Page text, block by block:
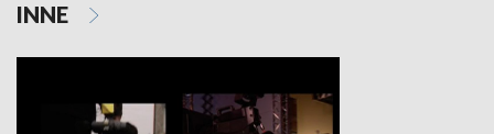
INNE